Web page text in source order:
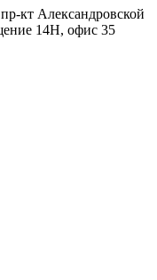
кт Александровской
14Н, офис 35